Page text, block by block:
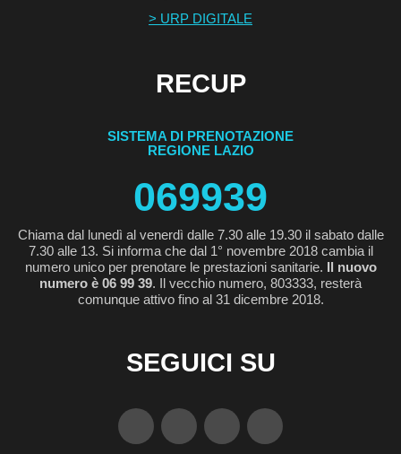
> URP DIGITALE
RECUP
SISTEMA DI PRENOTAZIONE
REGIONE LAZIO
069939
Chiama dal lunedì al venerdì dalle 7.30 alle 19.30 il sabato dalle
7.30 alle 13. Si informa che dal 1° novembre 2018 cambia il
numero unico per prenotare le prestazioni sanitarie. Il nuovo
numero è 06 99 39. Il vecchio numero, 803333, resterà
comunque attivo fino al 31 dicembre 2018.
SEGUICI SU